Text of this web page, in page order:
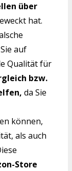
über
hat.
auf
Qualität für
bzw.
da Sie
können,
als auch
Store